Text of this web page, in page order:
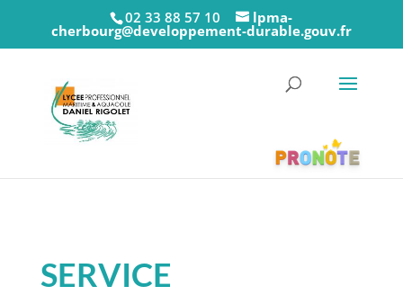
02 33 88 57 10 lpma-
cherbourg@developpement-durable.gouv.fr
SERVICE